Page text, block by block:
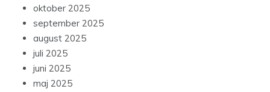
oktober 2025
september 2025
august 2025
juli 2025
juni 2025
maj 2025